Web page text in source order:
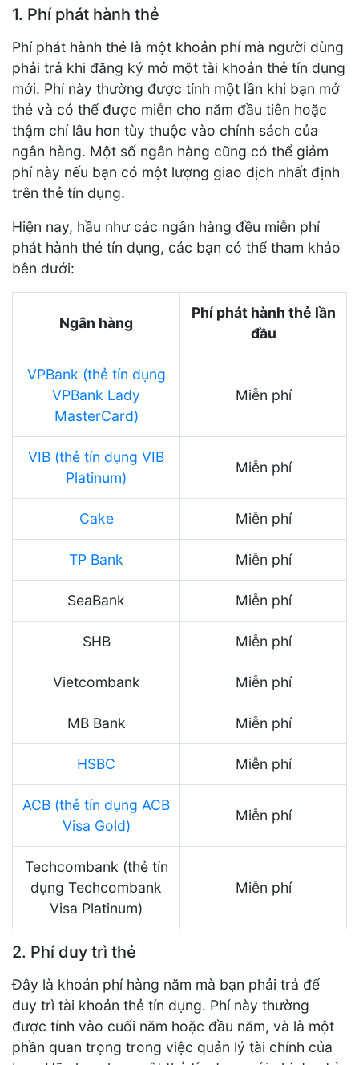
1. Phí phát hành thẻ
Phí phát hành thẻ là một khoản phí mà người dùng
phải trả khi đăng ký mở một tài khoản thẻ tín dụng
mới. Phí này thường được tính một lần khi bạn mở
thẻ và có thể được miễn cho năm đầu tiên hoặc
thậm chí lâu hơn tùy thuộc vào chính sách của
ngân hàng. Một số ngân hàng cũng có thể giảm
phí này nếu bạn có một lượng giao dịch nhất định
trên thẻ tín dụng.
Hiện nay, hầu như các ngân hàng đều miễn phí
phát hành thẻ tín dụng, các bạn có thể tham khảo
bên dưới:
Ngân hàng
Phí phát hành thẻ lần
đầu
VPBank (thẻ tín dụng
VPBank Lady
MasterCard)
Miễn phí
VIB (thẻ tín dụng VIB
Platinum)
Miễn phí
Cake Miễn phí
TP Bank Miễn phí
SeaBank Miễn phí
SHB Miễn phí
Vietcombank Miễn phí
MB Bank Miễn phí
HSBC Miễn phí
ACB (thẻ tín dụng ACB
Visa Gold)
Miễn phí
Techcombank (thẻ tín
dụng Techcombank
Visa Platinum)
Miễn phí
2. Phí duy trì thẻ
Đây là khoản phí hàng năm mà bạn phải trả để
duy trì tài khoản thẻ tín dụng. Phí này thường
được tính vào cuối năm hoặc đầu năm, và là một
phần quan trọng trong việc quản lý tài chính của